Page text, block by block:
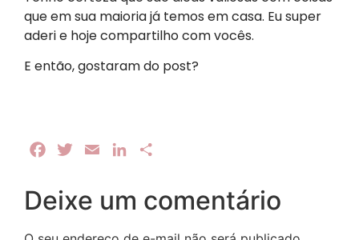
que em sua maioria já temos em casa. Eu super
aderi e hoje compartilho com vocês.
E então, gostaram do post?
FacebookTwitterEmail LinkedIn
Deixe um comentário